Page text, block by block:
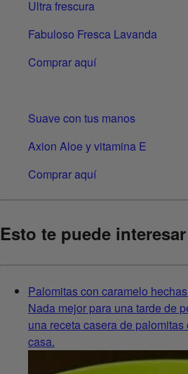
Ultra frescura
Fabuloso Fresca Lavanda
Comprar aquí
Suave con tus manos
Axion Aloe y vitamina E
Comprar aquí
Esto te puede interesar
Palomitas con caramelo
Nada mejor para una tarde de
una receta casera de
casa.